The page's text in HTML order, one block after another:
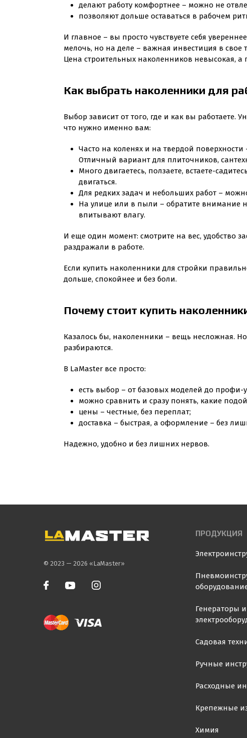
делают работу комфортнее – можно не
позволяют дольше оставаться в рабочем
И главное – вы просто чувствуете себя
мелочь, но на деле – важная инвестиция в свое
Цена строительных наколенников невысокая, а
Как выбрать наколенники для
Выбор зависит от того, где и как вы работаете.
что нужно именно вам:
Часто на коленях и на твердой
Отличный вариант для плиточников,
Много двигаетесь, ползаете, встаете-
двигаться.
Для редких задач и небольших работ –
На улице или в пыли – обратите внимание
впитывают влагу.
И еще один момент: смотрите на вес, удобство
раздражали в работе.
Если купить наколенники для стройки
дольше, спокойнее и без боли.
Почему стоит купить
Казалось бы, наколенники – вещь несложная.
разбираются.
В LaMaster все просто:
есть выбор – от базовых моделей до профи-
можно сравнить и сразу понять, какие
цены – честные, без переплат;
доставка – быстрая, а оформление – без
Надежно, удобно и без лишних нервов.
© 2023 — 2026 «LaMaster»
ПРОДУКЦИЯ
Генераторы и
Садовая
Ручные
Расходные
Крепежные
Химия